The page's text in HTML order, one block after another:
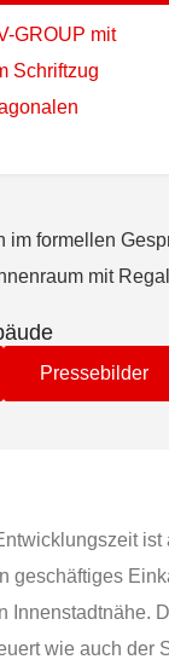
Pressebilder
ist
geschäftiges
Innenstadtnähe.
wie auch der